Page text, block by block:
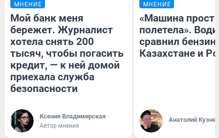
МНЕНИЕ
Мой банк меня
бережет. Журналист
хотела снять 200
тысяч, чтобы погасить
кредит, — к ней домой
приехала служба
безопасности
Ксения Владимирская
Автор мнения
МНЕНИЕ
«Машина
полетела».
сравнил бензин
Казахстане и
Анатолий